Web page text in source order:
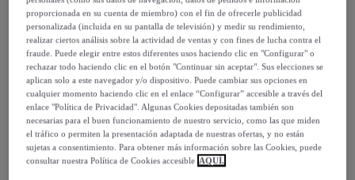
Vendido porEMPRENDIMIENTOS URBANOS
Están agotándose
Entrega
proporcionada en su cuenta de miembro) con el fin de ofrecerle publicidad
personalizada (incluida en su pantalla de televisión) y medir su rendimiento,
realizar ciertos análisis sobre la actividad de ventas y con fines de lucha contra el
fraude. Puede elegir entre estos diferentes usos haciendo clic en "Configurar" o
rechazar todo haciendo clic en el botón "Continuar sin aceptar". Sus elecciones se
aplican solo a este navegador y/o dispositivo. Puede cambiar sus opciones en
cualquier momento haciendo clic en el enlace “Configurar” accesible a través del
enlace "Política de Privacidad". Algunas Cookies depositadas también son
necesarias para el buen funcionamiento de nuestro servicio, como las que miden
el tráfico o permiten la presentación adaptada de nuestras ofertas, y no están
sujetas a consentimiento. Para obtener más información sobre las Cookies, puede
consultar nuestra Política de Cookies accesible AQUÍ.